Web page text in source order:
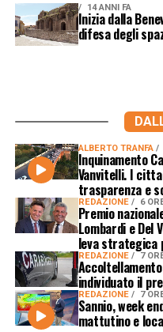
14 ANNI FA
Inizia dalla
difesa degli
ALBERTO TRANFA
Inquinamento
Vanvitelli. I
trasparenza e
REDAZIONE 6
Premio
Lombardi e Del
leva strategica
REDAZIONE 7
individuato il
REDAZIONE 7
Sannio, week
mattutino e